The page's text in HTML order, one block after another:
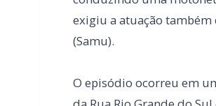
Menino Deus. Segundo
em uma Honda Biz
circulação por mais de
Equipes da Guarda